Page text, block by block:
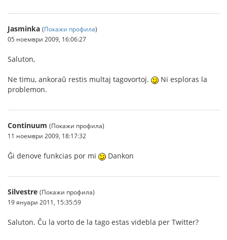
Jasminka (Покажи профила)
05 ноември 2009, 16:06:27
Saluton,
Ne timu, ankoraŭ restis multaj tagovortoj.
Ni esploras la
problemon.
Continuum (Покажи профила)
11 ноември 2009, 18:17:32
Ĝi denove funkcias por mi Dankon
Silvestre (Покажи профила)
19 януари 2011, 15:35:59
Saluton. Ĉu la vorto de la tago estas videbla per Twitter?